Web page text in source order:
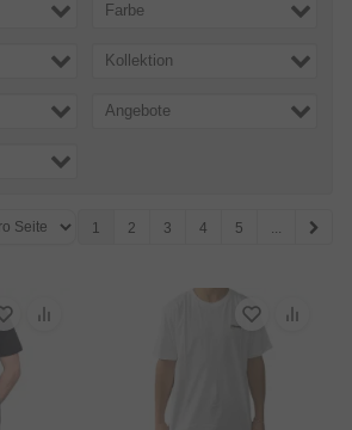
Farbe
Kollektion
Angebote
1 2 3 4 5 ...